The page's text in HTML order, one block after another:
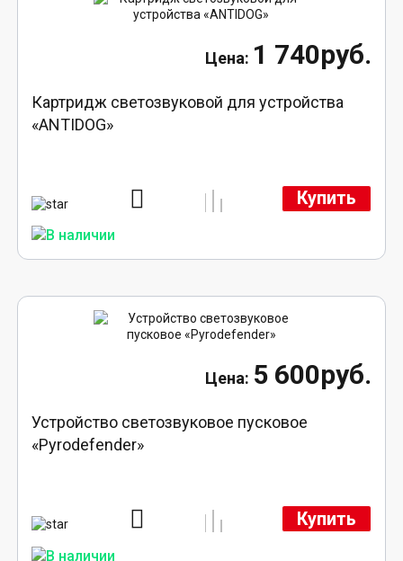
1 740руб.
Картридж светозвуковой для устройства
«ANTIDOG»
Купить
5 600руб.
Устройство светозвуковое пусковое
«Pyrodefender»
Купить